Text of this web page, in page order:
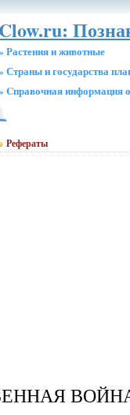
Clow.ru:
Растения и животные
Страны и государства
Cправочная информация
Рефераты
ВОЙНА